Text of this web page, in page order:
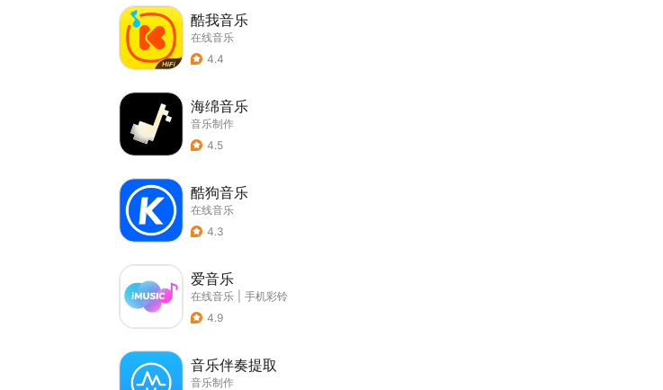
酷我音乐
在线音乐
4.4
海绵音乐
音乐制作
4.5
酷狗音乐
在线音乐
4.3
爱音乐
在线音乐
手机彩铃
4.9
音乐伴奏提取
音乐制作